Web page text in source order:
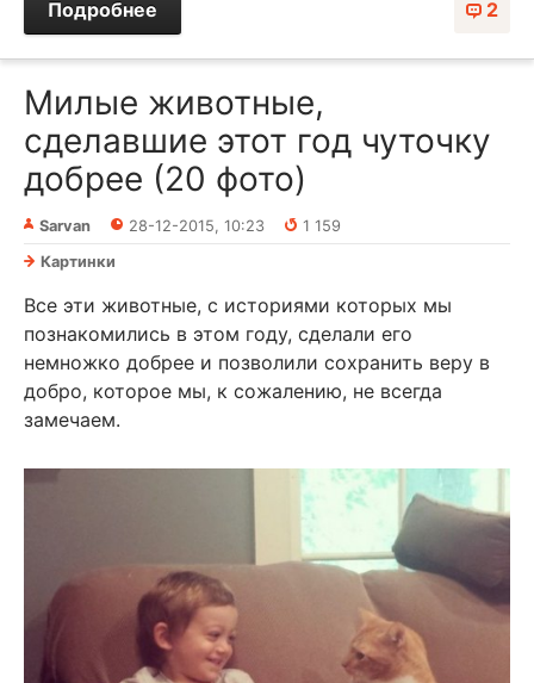
2
Подробнее
Милые животные,
сделавшие этот год чуточку
добрее (20 фото)
Sarvan 28-12-2015, 10:23
1 159
Картинки
Все эти животные, с историями которых мы
познакомились в этом году, сделали его
немножко добрее и позволили сохранить веру в
добро, которое мы, к сожалению, не всегда
замечаем.